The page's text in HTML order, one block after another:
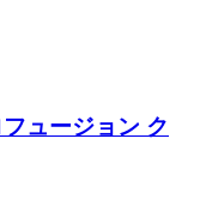
ュージョン ク